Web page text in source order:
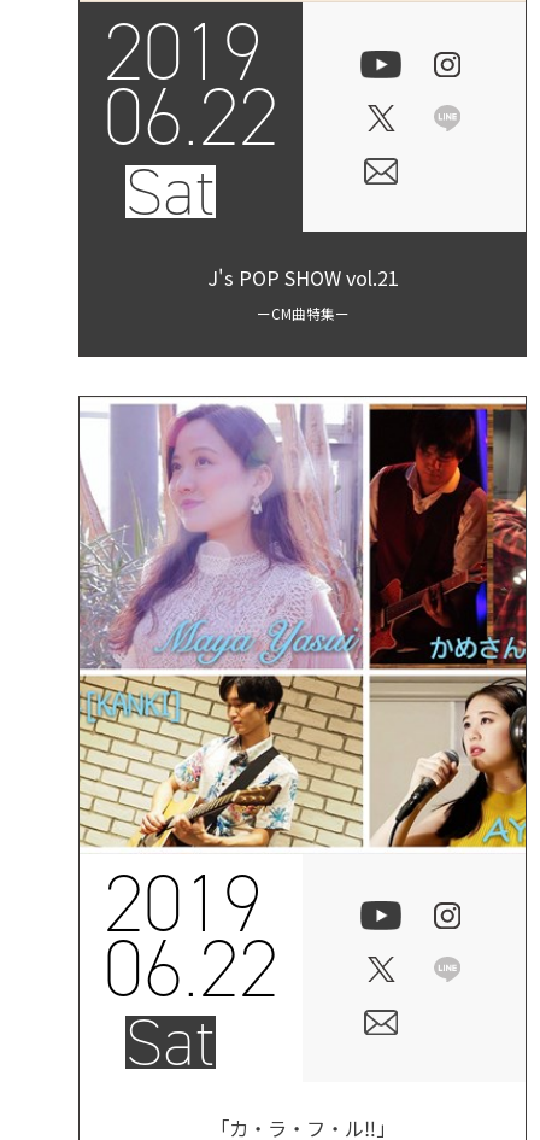
2019
06.22
Sat
J's POP SHOW vol.21
ーCM曲特集ー
2019
06.22
Sat
「カ・ラ・フ・ル‼️」